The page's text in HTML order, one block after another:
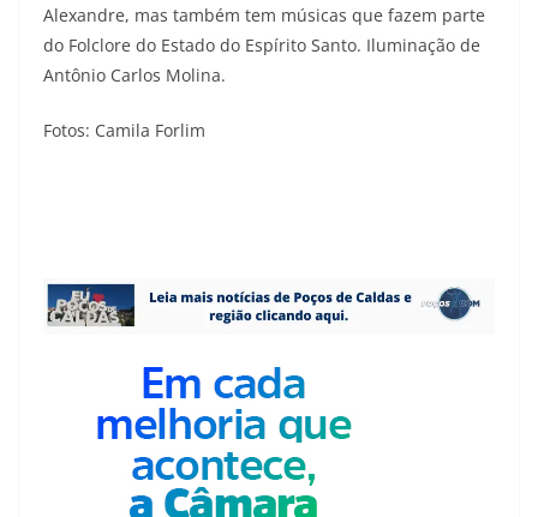
Alexandre, mas também tem músicas que fazem parte
do Folclore do Estado do Espírito Santo. Iluminação de
Antônio Carlos Molina.
Fotos: Camila Forlim